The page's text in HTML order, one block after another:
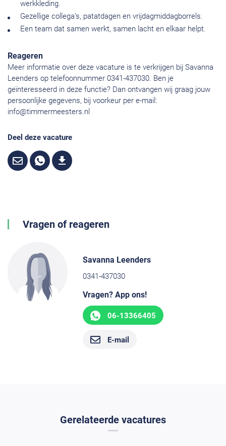
werkkleding.
Gezellige collega’s, patatdagen en vrijdagmiddagborrels.
Een team dat samen werkt, samen lacht en elkaar helpt.
Reageren
Meer informatie over deze vacature is te verkrijgen bij Savanna
Leenders op telefoonnummer 0341-437030. Ben je
geïnteresseerd in deze functie? Dan ontvangen wij graag jouw
persoonlijke gegevens, bij voorkeur per e-mail:
info@timmermeesters.nl
Deel deze vacature
Vragen of reageren
Savanna Leenders
0341-437030
Vragen? App ons!
06-13366405
E-mail
Gerelateerde vacatures